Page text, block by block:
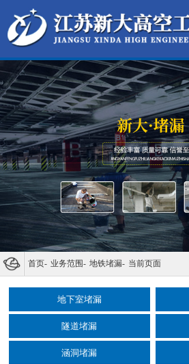
首页- 业务范围- 地铁堵漏- 当前页面
地下室堵漏
隧道堵漏
涵洞堵漏